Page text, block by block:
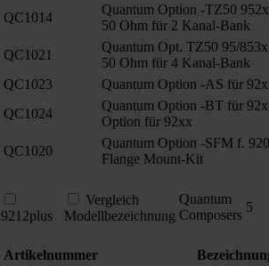
QC1014
Quantum Option -TZ50
50 Ohm für 2 Kanal-Bank
QC1021
Quantum Opt. TZ50 95/
50 Ohm für 4 Kanal-Bank
QC1023
Quantum Option -AS für
QC1024
Quantum Option -BT für
Option für 92xx
QC1020
Quantum Option -SFM f.
Flange Mount-Kit
9212plus
Vergleich
Modellbezeichnung
Quantum
Composers
5
Artikelnummer